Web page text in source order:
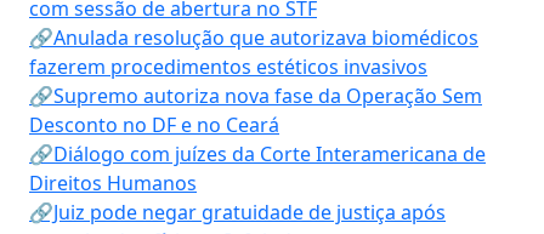
com sessão de abertura no STF
🔗Anulada resolução que autorizava biomédicos
fazerem procedimentos estéticos invasivos
🔗Supremo autoriza nova fase da Operação Sem
Desconto no DF e no Ceará
🔗Diálogo com juízes da Corte Interamericana de
Direitos Humanos
🔗Juiz pode negar gratuidade de justiça após